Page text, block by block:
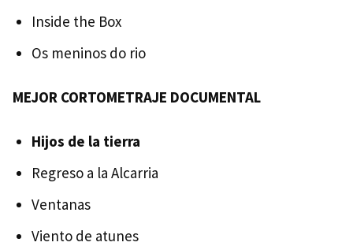
Inside the Box
Os meninos do rio
MEJOR CORTOMETRAJE DOCUMENTAL
Hijos de la tierra
Regreso a la Alcarria
Ventanas
Viento de atunes